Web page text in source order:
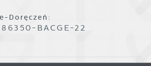
Doręczeń:
BACGE-22